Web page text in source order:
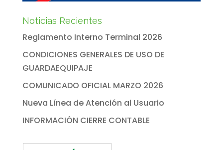
Noticias Recientes
Reglamento Interno Terminal 2026
CONDICIONES GENERALES DE USO DE
GUARDAEQUIPAJE
COMUNICADO OFICIAL MARZO 2026
Nueva Línea de Atención al Usuario
INFORMACIÓN CIERRE CONTABLE